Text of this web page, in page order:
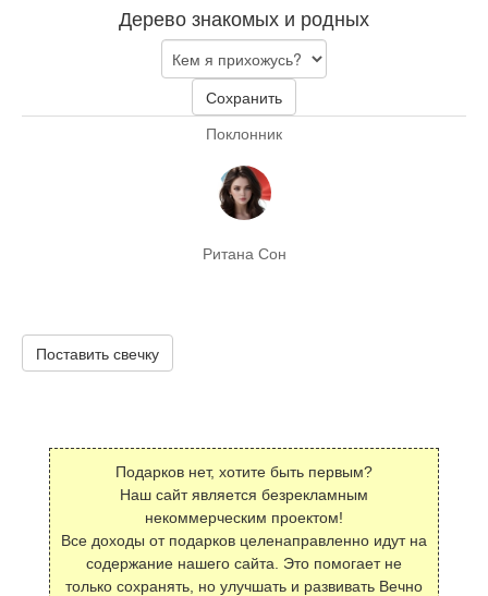
Дерево знакомых и родных
Сохранить
Поклонник
Ритана Сон
Поставить свечку
Подарков нет, хотите быть первым?
Наш сайт является безрекламным
некоммерческим проектом!
Все доходы от подарков целенаправленно идут на
содержание нашего сайта. Это помогает не
только сохранять, но улучшать и развивать Вечно